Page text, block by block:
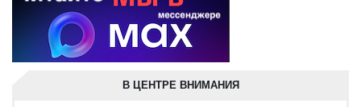
В ЦЕНТРЕ ВНИМАНИЯ